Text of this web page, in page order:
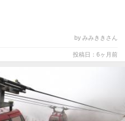
by みみききさん
投稿日：6ヶ月前